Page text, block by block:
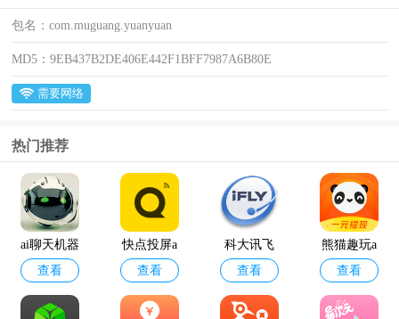
包名：com.muguang.yuanyuan
MD5：9EB437B2DE406E442F1BFF7987A6B80E
需要网络
热门推荐
ai聊天机器
人
查看
快点投屏a
pp
查看
科大讯飞
语音引擎
最新版
查看
熊猫趣玩a
pp官方版
查看